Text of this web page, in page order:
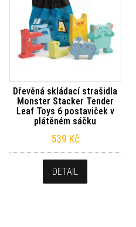
Dřevěná skládací strašidla
Monster Stacker Tender
Leaf Toys 6 postaviček v
plátěném sáčku
539 Kč
DETAIL